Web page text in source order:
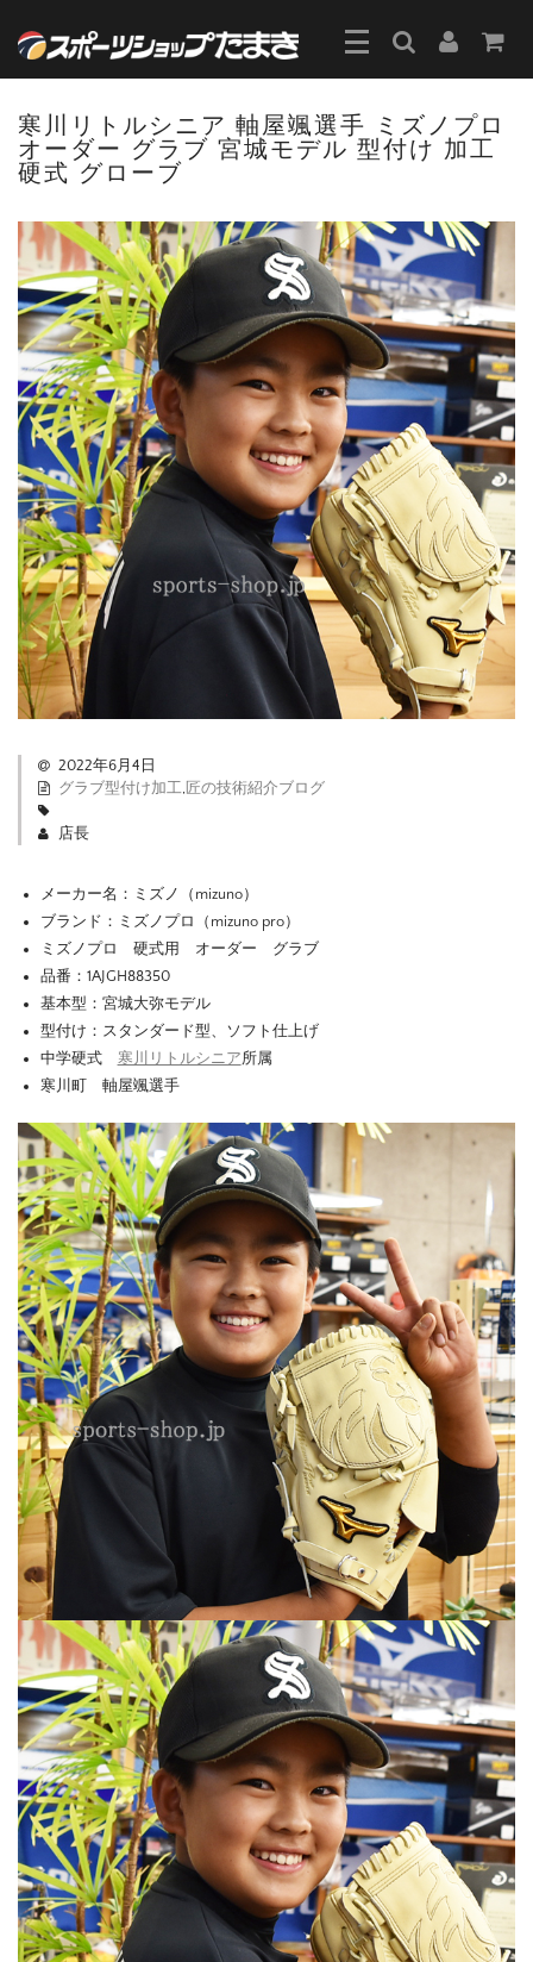
寒川リトルシニア 軸屋颯選手 ミズノプロ
オーダー グラブ 宮城モデル 型付け 加工
硬式 グローブ
2022年6月4日
グラブ型付け加工, 匠の技術紹介ブログ
店長
メーカー名：ミズノ（mizuno）
ブランド：ミズノプロ（mizuno pro）
ミズノプロ 硬式用 オーダー グラブ
品番：1AJGH88350
基本型：宮城大弥モデル
型付け：スタンダード型、ソフト仕上げ
中学硬式 寒川リトルシニア所属
寒川町 軸屋颯選手